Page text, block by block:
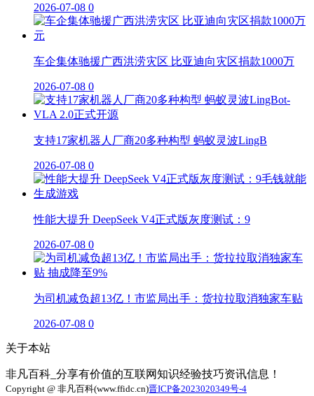
2026-07-08 0
车企集体驰援广西洪涝灾区 比亚迪向灾区捐款1000万
2026-07-08 0
支持17家机器人厂商20多种构型 蚂蚁灵波LingB
2026-07-08 0
性能大提升 DeepSeek V4正式版灰度测试：9
2026-07-08 0
为司机减负超13亿！市监局出手：货拉拉取消独家车贴
2026-07-08 0
关于本站
非凡百科_分享有价值的互联网知识经验技巧资讯信息！
Copyright @ 非凡百科(www.ffidc.cn)晋ICP备2023020349号-4